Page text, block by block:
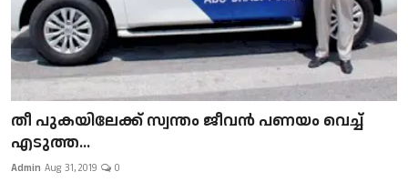
​​​​​​​തീ പുകയിലേക്ക് സ്വന്തം ജീവന്‍ പണയം വെച്ച്
എടുത്ത...
Admin Aug 31, 2019 0